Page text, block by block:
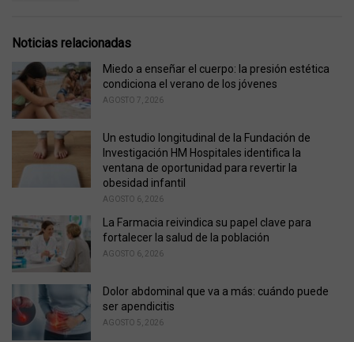
o
r
e
:
:Noticias relacionadas
Miedo a enseñar el cuerpo: la presión estética
condiciona el verano de los jóvenes
AGOSTO 7, 2026
Un estudio longitudinal de la Fundación de
Investigación HM Hospitales identifica la
ventana de oportunidad para revertir la
obesidad infantil
AGOSTO 6, 2026
La Farmacia reivindica su papel clave para
fortalecer la salud de la población
AGOSTO 6, 2026
Dolor abdominal que va a más: cuándo puede
ser apendicitis
AGOSTO 5, 2026